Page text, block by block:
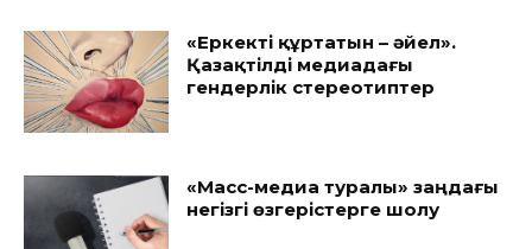
«Еркекті құртатын – әйел».
Қазақтілді медиадағы
гендерлік стереотиптер
«Масс-медиа туралы» заңдағы
негізгі өзгерістерге шолу